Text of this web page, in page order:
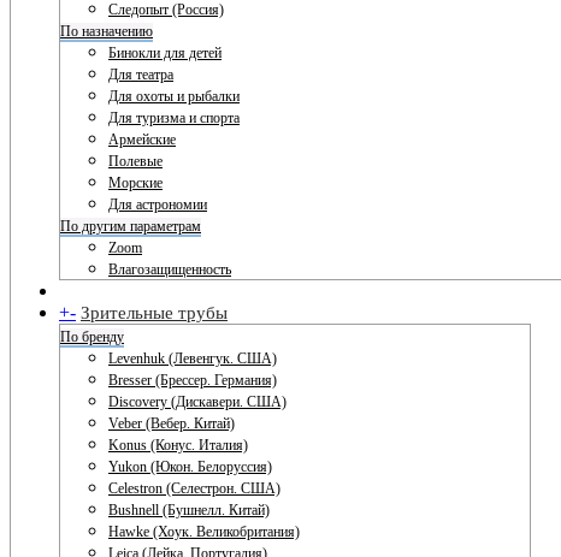
Следопыт (Россия)
По назначению
Бинокли для детей
Для театра
Для охоты и рыбалки
Для туризма и спорта
Армейские
Полевые
Морские
Для астрономии
По другим параметрам
Zoom
Влагозащищенность
+- Зрительные трубы
По бренду
Levenhuk (Левенгук. США)
Bresser (Брессер. Германия)
Discovery (Дискавери. США)
Veber (Вебер. Китай)
Konus (Конус. Италия)
Yukon (Юкон. Белоруссия)
Celestron (Селестрон. США)
Bushnell (Бушнелл. Китай)
Hawke (Хоук. Великобритания)
Leica (Лейка. Португалия)